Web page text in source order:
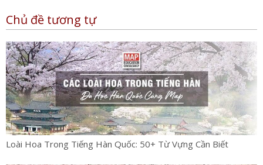
Chủ đề tương tự
Loài Hoa Trong Tiếng Hàn Quốc: 50+ Từ Vựng Cần Biết